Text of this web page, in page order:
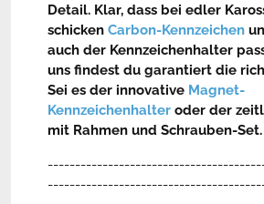
Detail. Klar, dass bei edler
schicken Carbon-Kennzeichen
auch der Kennzeichenhalter
uns findest du garantiert die
Sei es der innovative Magnet-
Kennzeichenhalter oder der
mit Rahmen und Schrauben-Set.